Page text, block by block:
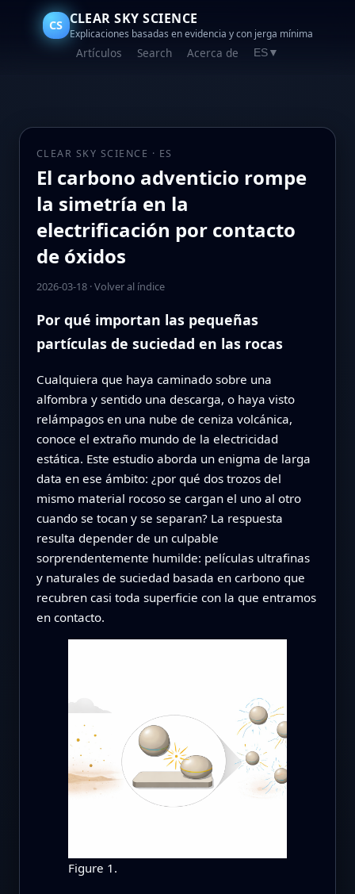
CS CLEAR SKY SCIENCE
Explicaciones basadas en evidencia y con jerga mínima
Artículos Search Acerca de ES ▼
CLEAR SKY SCIENCE · ES
El carbono adventicio rompe
la simetría en la
electrificación por contacto
de óxidos
2026-03-18·Volver al índice
Por qué importan las pequeñas
partículas de suciedad en las rocas
Cualquiera que haya caminado sobre una
alfombra y sentido una descarga, o haya visto
relámpagos en una nube de ceniza volcánica,
conoce el extraño mundo de la electricidad
estática. Este estudio aborda un enigma de larga
data en ese ámbito: ¿por qué dos trozos del
mismo material rocoso se cargan el uno al otro
cuando se tocan y se separan? La respuesta
resulta depender de un culpable
sorprendentemente humilde: películas ultrafinas
y naturales de suciedad basada en carbono que
recubren casi toda superficie con la que entramos
en contacto.
Figure 1.